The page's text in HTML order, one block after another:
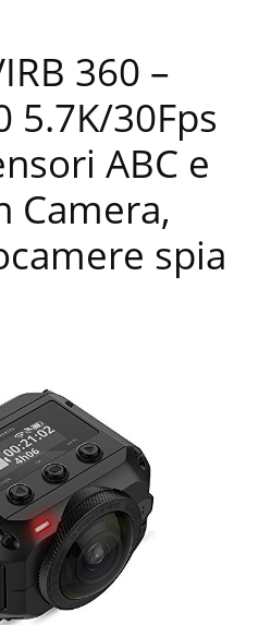
360 –
5.7K/30Fps
ABC e
Camera,
spia